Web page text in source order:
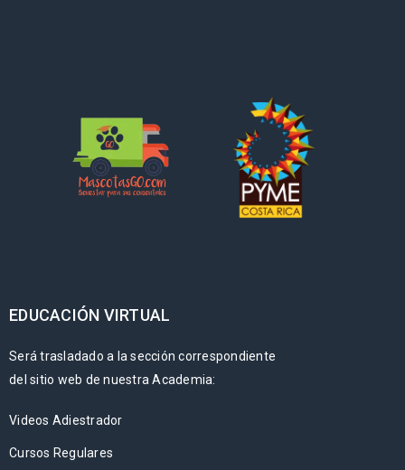
EDUCACIÓN VIRTUAL
Será trasladado a la sección correspondiente
del sitio web de nuestra Academia:
Videos Adiestrador
Cursos Regulares